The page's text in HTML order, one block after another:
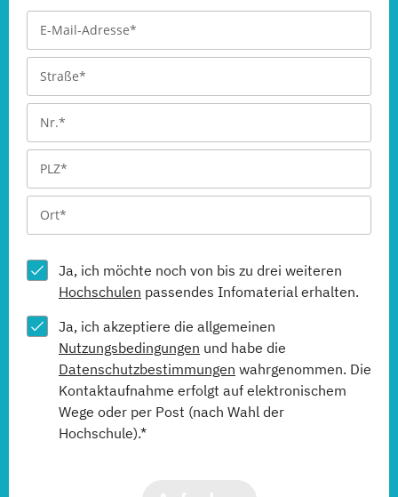
Ja, ich möchte noch von bis zu drei weiteren
Hochschulen passendes Infomaterial erhalten.
Ja, ich akzeptiere die allgemeinen
Nutzungsbedingungen und habe die
Datenschutzbestimmungen wahrgenommen. Die
Kontaktaufnahme erfolgt auf elektronischem
Wege oder per Post (nach Wahl der
Hochschule).*